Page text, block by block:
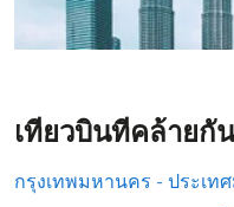
เที่ยวบินที่คล้ายกัน
กรุงเทพมหานคร - ประเทศ